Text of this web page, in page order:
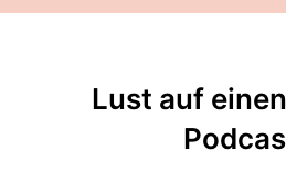
Lust auf